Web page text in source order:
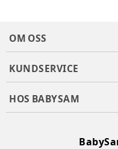
OM OSS
KUNDSERVICE
HOS BABYSAM